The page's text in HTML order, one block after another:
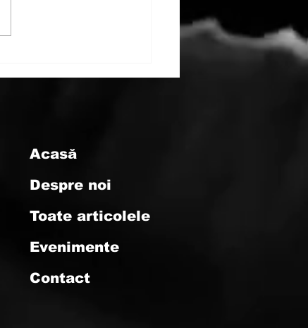
Acasă
Despre noi
Toate articolele
Evenimente
Contact